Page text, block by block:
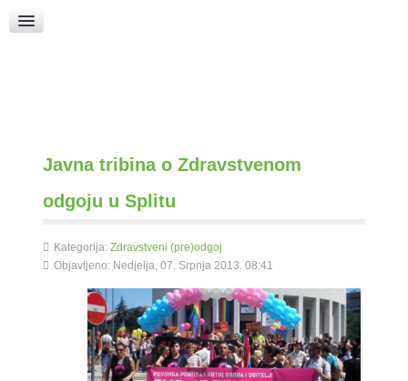
Javna tribina o Zdravstvenom
odgoju u Splitu
Kategorija: Zdravstveni (pre)odgoj
Objavljeno: Nedjelja, 07. Srpnja 2013. 08:41